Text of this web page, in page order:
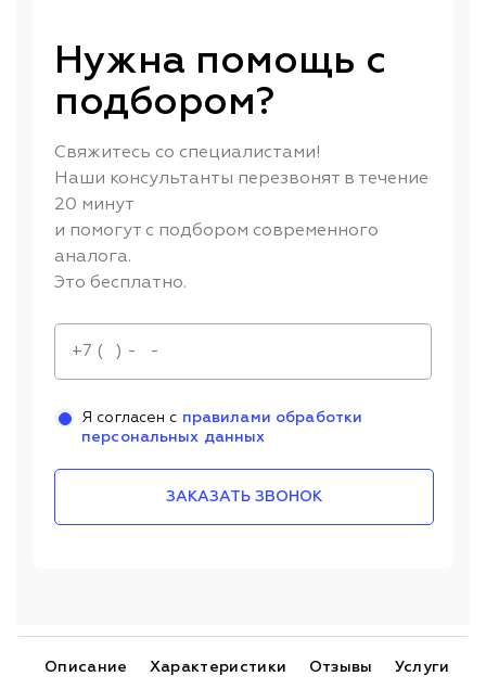
Нужна помощь с
подбором?
Свяжитесь со специалистами!
Наши консультанты перезвонят в течение
20 минут
и помогут с подбором современного
аналога.
Это бесплатно.
Я согласен с правилами обработки
персональных данных
ЗАКАЗАТЬ ЗВОНОК
Описание Характеристики Отзывы Услуги